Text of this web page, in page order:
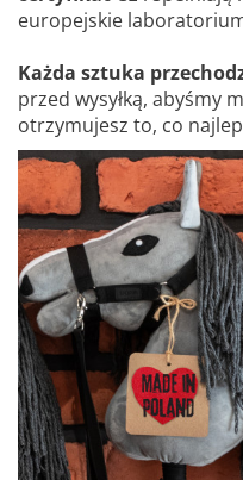
europejskie
Każda sztuka
przed wysyłką, abyśmy
otrzymujesz to, co